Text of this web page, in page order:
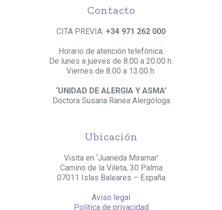
Contacto
CITA PREVIA: +34 971 262 000
Horario de atención telefónica:
De lunes a jueves de 8.00 a 20.00 h.
Viernes de 8.00 a 13.00 h.
‘UNIDAD DE ALERGIA Y ASMA’
Doctora Susana Ranea Alergóloga
Ubicación
Visita en ‘Juaneda Miramar’
Camino de la Vileta, 30 Palma
07011 Islas Baleares – España
Aviso legal
Política de privacidad